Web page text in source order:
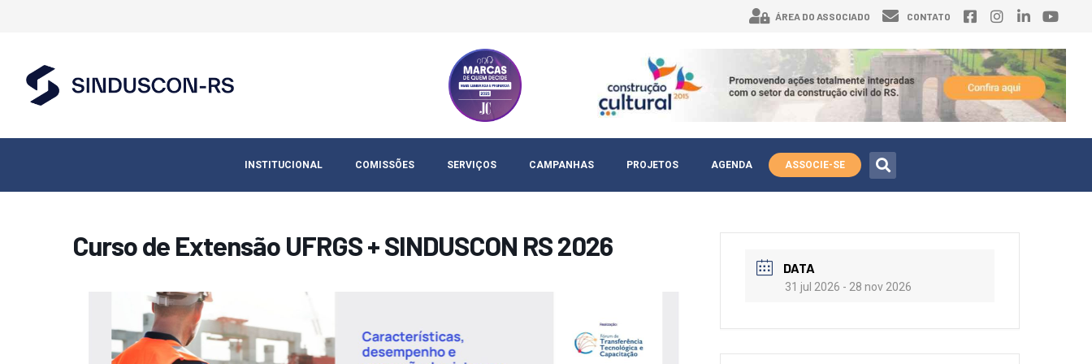
ÁREA DO ASSOCIADO CONTATO
INSTITUCIONAL COMISSÕES SERVIÇOS CAMPANHAS PROJETOS AGENDA ASSOCIE-SE
Curso de Extensão UFRGS + SINDUSCON RS 2026
DATA
31 jul 2026 - 28 nov 2026